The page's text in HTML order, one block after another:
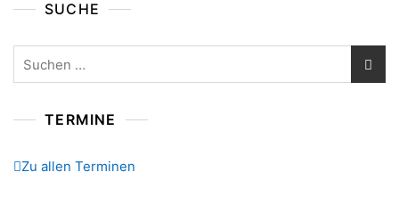
SUCHE
TERMINE
Zu allen Terminen